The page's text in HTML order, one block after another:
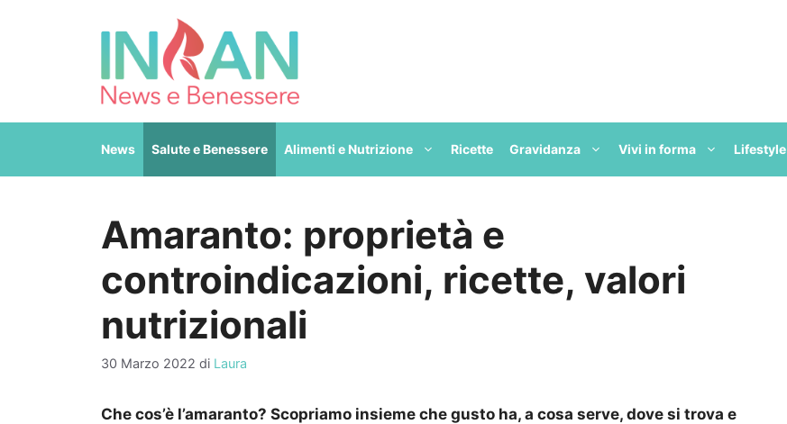
News Salute e Benessere Alimenti e Nutrizione Ricette Gravidanza Vivi in forma Lifestyle
Amaranto: proprietà e
controindicazioni, ricette, valori
nutrizionali
30 Marzo 2022 di Laura
Che cos’è l’amaranto? Scopriamo insieme che gusto ha, a cosa serve, dove si trova e